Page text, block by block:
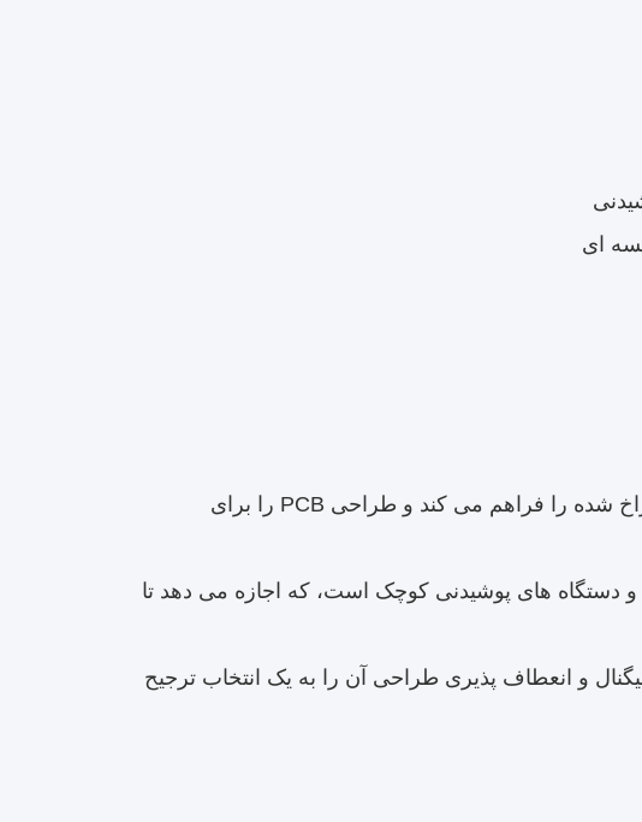
1تکنولوژی هر لایه ای HDI امکان اتصال تمام لایه های لیزر سوراخ شده را فراهم می کند و طراحی PCB را برای
و دستگاه های پوشیدنی کوچک است، که اجازه می دهد تا
و انعطاف پذیری طراحی آن را به یک انتخاب ترجیح